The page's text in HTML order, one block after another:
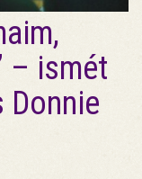
– ismét
Donnie